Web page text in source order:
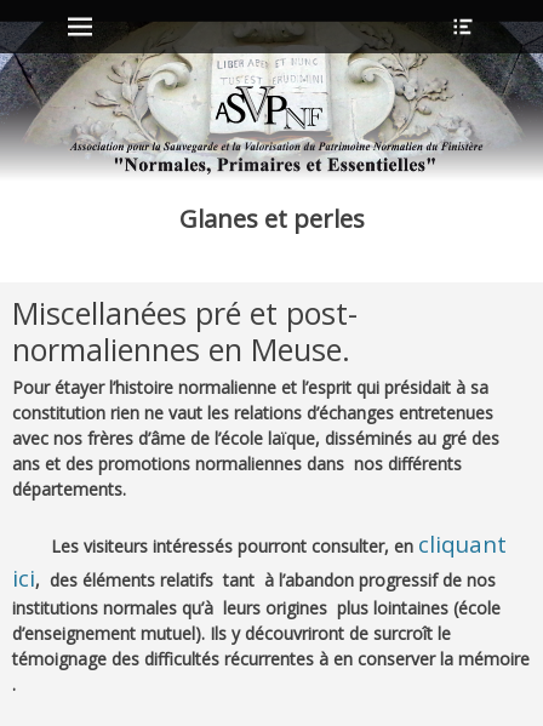
Menu principal
Aller
au
contenu
l’en-
tête
Glanes et perles
Miscellanées pré et post-
normaliennes en Meuse.
Pour étayer l’histoire normalienne et l’esprit qui présidait à sa
constitution rien ne vaut les relations d’échanges entretenues
avec nos frères d’âme de l’école laïque, disséminés au gré des
ans et des promotions normaliennes dans nos différents
départements.
Les visiteurs intéressés pourront consulter, en cliquant
ici, des éléments relatifs tant à l’abandon progressif de nos
institutions normales qu’à leurs origines plus lointaines (école
d’enseignement mutuel). Ils y découvriront de surcroît le
témoignage des difficultés récurrentes à en conserver la mémoire
.